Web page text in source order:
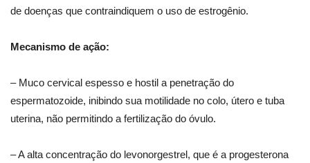
de doenças que contraindiquem o uso de estrogênio.
Mecanismo de ação:
– Muco cervical espesso e hostil a penetração do
espermatozoide, inibindo sua motilidade no colo, útero e tuba
uterina, não permitindo a fertilização do óvulo.
– ⁠A alta concentração do levonorgestrel, que é a progesterona